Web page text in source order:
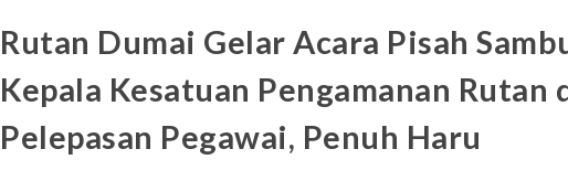
Rutan Dumai Gelar Acara Pisah
Kepala Kesatuan Pengamanan Rutan
Pelepasan Pegawai, Penuh Haru